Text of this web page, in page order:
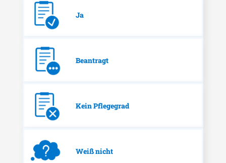
Ja
Beantragt
Kein Pflegegrad
Weiß nicht